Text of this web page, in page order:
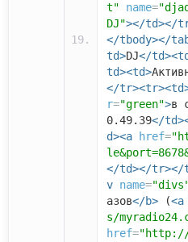
t"
name=
DJ"></td></
</tbody></
td>DJ</
td><td>
</
r="green">в
0.49.39</
d><a
href=
</td></tr></
v name=
азов</b> (<a
s/
href="http://